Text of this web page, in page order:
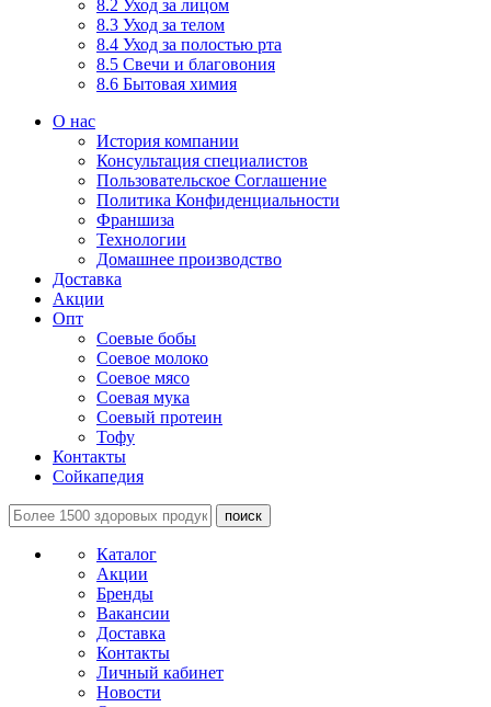
8.2 Уход за лицом
8.3 Уход за телом
8.4 Уход за полостью рта
8.5 Свечи и благовония
8.6 Бытовая химия
О нас
История компании
Консультация специалистов
Пользовательское Соглашение
Политика Конфиденциальности
Франшиза
Технологии
Домашнее производство
Доставка
Акции
Опт
Соевые бобы
Соевое молоко
Соевое мясо
Соевая мука
Соевый протеин
Тофу
Контакты
Сойкапедия
поиск
Каталог
Акции
Бренды
Вакансии
Доставка
Контакты
Личный кабинет
Новости